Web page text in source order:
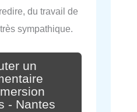
du travail de
sympathique.
un
- Nantes